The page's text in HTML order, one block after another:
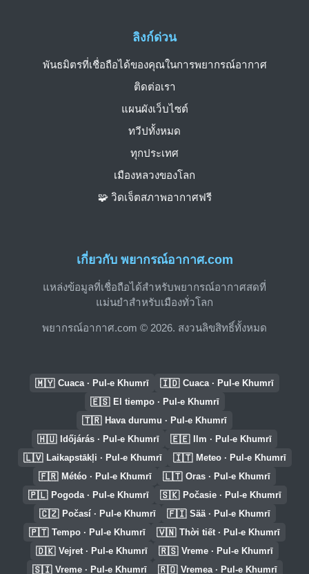
เกี่ยวกับ พยากรณ์อากาศ.com
แหล่งข้อมูลที่เชื่อถือได้สำหรับพยากรณ์อากาศสดที่
แม่นยำสำหรับเมืองทั่วโลก
พยากรณ์อากาศ.com © 2026. สงวนลิขสิทธิ์ทั้งหมด
ลิงก์ด่วน
พันธมิตรที่เชื่อถือได้ของคุณในการพยากรณ์อากาศ
ติดต่อเรา
แผนผังเว็บไซต์
ทวีปทั้งหมด
ทุกประเทศ
เมืองหลวงของโลก
🧩 วิดเจ็ตสภาพอากาศฟรี
🇲🇾 Cuaca · Pul-e Khumrī 🇮🇩 Cuaca · Pul-e Khumrī
🇪🇸 El tiempo · Pul-e Khumrī
🇹🇷 Hava durumu · Pul-e Khumrī
🇭🇺 Időjárás · Pul-e Khumrī 🇪🇪 Ilm · Pul-e Khumrī
🇱🇻 Laikapstākļi · Pul-e Khumrī 🇮🇹 Meteo · Pul-e Khumrī
🇫🇷 Météo · Pul-e Khumrī 🇱🇹 Oras · Pul-e Khumrī
🇵🇱 Pogoda · Pul-e Khumrī 🇸🇰 Počasie · Pul-e Khumrī
🇨🇿 Počasí · Pul-e Khumrī 🇫🇮 Sää · Pul-e Khumrī
🇵🇹 Tempo · Pul-e Khumrī 🇻🇳 Thời tiết · Pul-e Khumrī
🇩🇰 Vejret · Pul-e Khumrī 🇷🇸 Vreme · Pul-e Khumrī
🇸🇮 Vreme · Pul-e Khumrī 🇷🇴 Vremea · Pul-e Khumrī